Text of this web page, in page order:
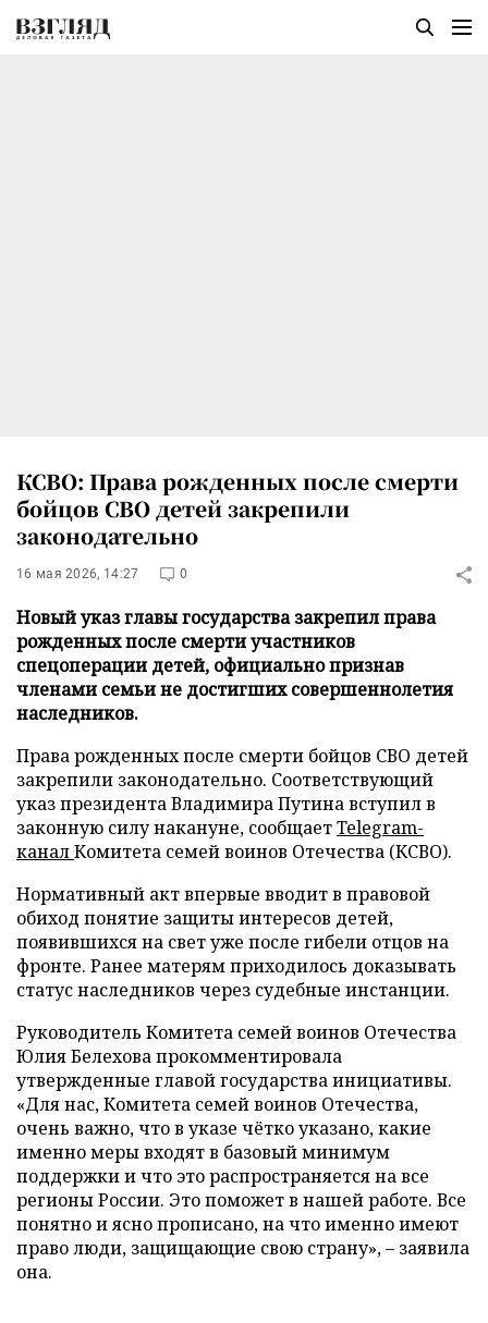
КСВО: Права рожденных после смерти
бойцов СВО детей закрепили
законодательно
16 мая 2026, 14:27 0
Новый указ главы государства закрепил права
рожденных после смерти участников
спецоперации детей, официально признав
членами семьи не достигших совершеннолетия
наследников.
Права рожденных после смерти бойцов СВО детей
закрепили законодательно. Соответствующий
указ президента Владимира Путина вступил в
законную силу накануне, сообщаетTelegram-
каналКомитета семей воинов Отечества (КСВО).
Нормативный акт впервые вводит в правовой
обиход понятие защиты интересов детей,
появившихся на свет уже после гибели отцов на
фронте. Ранее матерям приходилось доказывать
статус наследников через судебные инстанции.
Руководитель Комитета семей воинов Отечества
Юлия Белехова прокомментировала
утвержденные главой государства инициативы.
«Для нас, Комитета семей воинов Отечества,
очень важно, что в указе чётко указано, какие
именно меры входят в базовый минимум
поддержки и что это распространяется на все
регионы России. Это поможет в нашей работе. Все
понятно и ясно прописано, на что именно имеют
право люди, защищающие свою страну», – заявила
она.